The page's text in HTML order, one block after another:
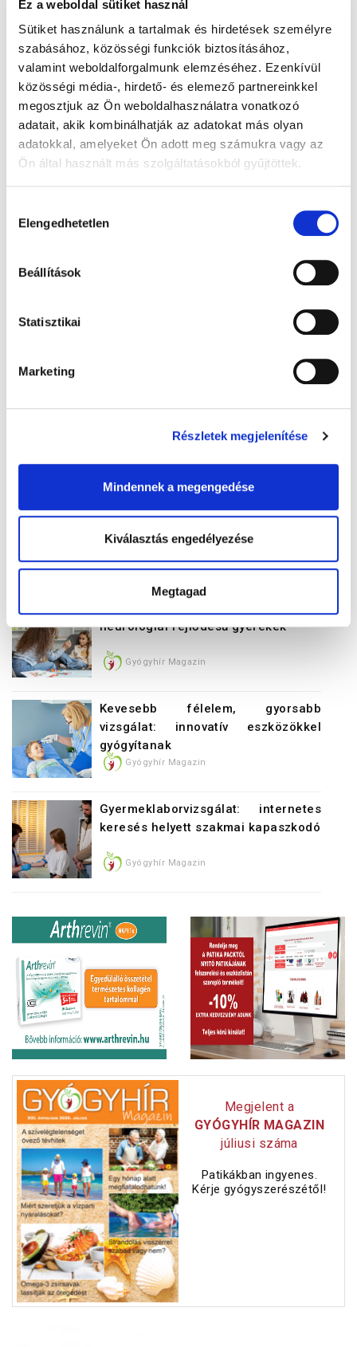
Ez a weboldal sütiket használ
Sütiket használunk a tartalmak és hirdetések személyre
szabásához, közösségi funkciók biztosításához,
valamint weboldalforgalmunk elemzéséhez. Ezenkívül
közösségi média-, hirdető- és elemező partnereinkkel
megosztjuk az Ön weboldalhasználatra vonatkozó
adatait, akik kombinálhatják az adatokat más olyan
adatokkal, amelyeket Ön adott meg számukra vagy az
Ön által használt más szolgáltatásokból gyűjtöttek.
kiválasztása
Elengedhetetlen
Beállítások
Statisztikai
Marketing
Részletek megjelenítése
Mindennek a megengedése
Kiválasztás engedélyezése
Megtagad
GYERMEKGYÓGYÁSZAT
K&H GYÓGYVARÁZS KULLANCSELTÁVOLÍTÁS
Cikkajánló
Gyermekkori reflux: mikor
Bevált tippek a képernyőidő
Apák a gyermekonkológián
Gyógyhír Magazin
neurológiai fejlődésű gyerekek
Gyógyhír Magazin
Kevesebb félelem, gyorsabb
vizsgálat: innovatív eszközökkel
gyógyítanak
Gyógyhír Magazin
Gyermeklaborvizsgálat: internetes
keresés helyett szakmai kapaszkodó
Gyógyhír Magazin
Megjelent a
GYÓGYHÍR MAGAZIN
júliusi száma
Patikákban ingyenes.
Kérje gyógyszerészétől!